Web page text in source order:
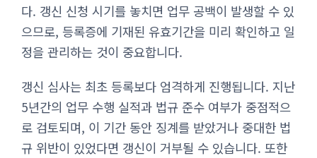
다. 갱신 신청 시기를 놓치면 업무 공백이 발생할 수 있
으므로, 등록증에 기재된 유효기간을 미리 확인하고 일
정을 관리하는 것이 중요합니다.
갱신 심사는 최초 등록보다 엄격하게 진행됩니다. 지난
5년간의 업무 수행 실적과 법규 준수 여부가 중점적으
로 검토되며, 이 기간 동안 징계를 받았거나 중대한 법
규 위반이 있었다면 갱신이 거부될 수 있습니다. 또한